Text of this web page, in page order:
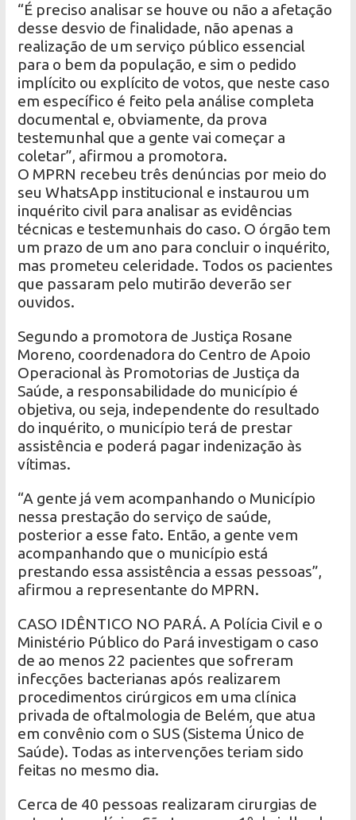
“É preciso analisar se houve ou não a afetação
desse desvio de finalidade, não apenas a
realização de um serviço público essencial
para o bem da população, e sim o pedido
implícito ou explícito de votos, que neste caso
em específico é feito pela análise completa
documental e, obviamente, da prova
testemunhal que a gente vai começar a
coletar”, afirmou a promotora.
O MPRN recebeu três denúncias por meio do
seu WhatsApp institucional e instaurou um
inquérito civil para analisar as evidências
técnicas e testemunhais do caso. O órgão tem
um prazo de um ano para concluir o inquérito,
mas prometeu celeridade. Todos os pacientes
que passaram pelo mutirão deverão ser
ouvidos.
Segundo a promotora de Justiça Rosane
Moreno, coordenadora do Centro de Apoio
Operacional às Promotorias de Justiça da
Saúde, a responsabilidade do município é
objetiva, ou seja, independente do resultado
do inquérito, o município terá de prestar
assistência e poderá pagar indenização às
vítimas.
“A gente já vem acompanhando o Município
nessa prestação do serviço de saúde,
posterior a esse fato. Então, a gente vem
acompanhando que o município está
prestando essa assistência a essas pessoas”,
afirmou a representante do MPRN.
CASO IDÊNTICO NO PARÁ. A Polícia Civil e o
Ministério Público do Pará investigam o caso
de ao menos 22 pacientes que sofreram
infecções bacterianas após realizarem
procedimentos cirúrgicos em uma clínica
privada de oftalmologia de Belém, que atua
em convênio com o SUS (Sistema Único de
Saúde). Todas as intervenções teriam sido
feitas no mesmo dia.
Cerca de 40 pessoas realizaram cirurgias de